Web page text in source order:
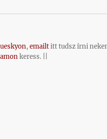
,emailtitt tudsz írni
keress. ||